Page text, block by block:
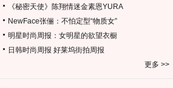
《秘密天使》陈翔情迷金素恩YURA
NewFace张俪：不怕定型“物质女”
明星时尚周报：女明星的欲望衣橱
日韩时尚周报 好莱坞街拍周报
更多 >>